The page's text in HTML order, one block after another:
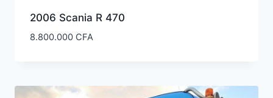
2006 Scania R 470
8.800.000 CFA